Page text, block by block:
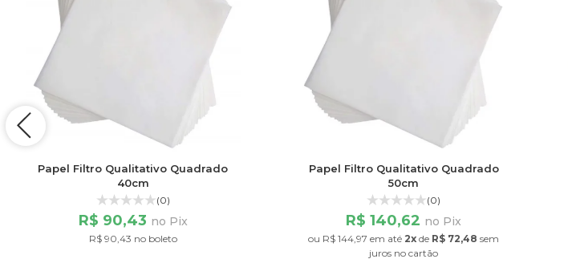
Papel Filtro Qualitativo Quadrado
40cm
(0)
R$ 90,43 no Pix
R$ 90,43 no boleto
Papel Filtro Qualitativo Quadrado
50cm
(0)
R$ 140,62 no Pix
ou R$ 144,97 em até 2x de R$ 72,48 sem
juros no cartão